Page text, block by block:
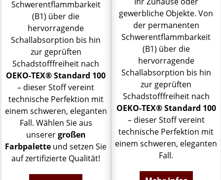
Schwerentflammbarkeit
(B1) über die
hervorragende
Schallabsorption bis hin
zur geprüften
Schadstofffreiheit nach
OEKO-TEX® Standard 100
– dieser Stoff vereint
technische Perfektion mit
einem schweren, eleganten
Fall. Wählen Sie aus
unserergroßen
Farbpalette und setzen Sie
auf zertifizierte Qualität!
gewerbliche Objekte. Von
der permanenten
Schwerentflammbarkeit
(B1) über die
hervorragende
Schallabsorption bis hin
zur geprüften
Schadstofffreiheit nach
OEKO-TEX® Standard 100
– dieser Stoff vereint
technische Perfektion mit
einem schweren, eleganten
Fall.